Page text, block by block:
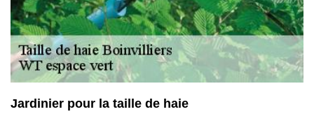
Jardinier pour la taille de haie